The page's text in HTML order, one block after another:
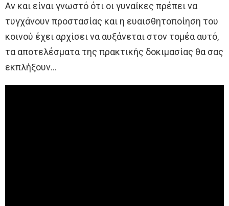
Αν και είναι γνωστό ότι οι γυναίκες πρέπει να
τυγχάνουν προστασίας και η ευαισθητοποίηση του
κοινού έχει αρχίσει να αυξάνεται στον τομέα αυτό,
τα αποτελέσματα της πρακτικής δοκιμασίας θα σας
εκπλήξουν…